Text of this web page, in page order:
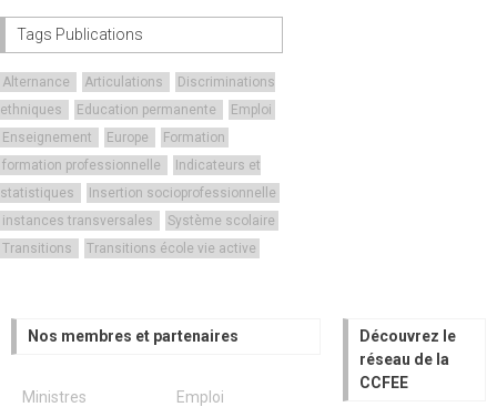
Tags Publications
Alternance Articulations
Discriminations
ethniques
Education permanente
Emploi
Enseignement
Europe
Formation
formation professionnelle
Indicateurs et
statistiques
Insertion socioprofessionnelle
instances transversales
Système scolaire
Transitions
Transitions école vie active
Nos membres et partenaires
Ministres
Emploi
Découvrez le
réseau de la
CCFEE